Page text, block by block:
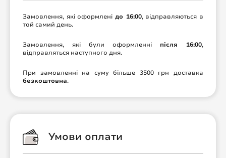
Замовлення, які оформлені до 16:00, відправляються в
той самий день.
Замовлення, які були оформленні після 16:00,
відправляться наступного дня.
При замовленні на суму більше 3500 грн доставка
безкоштовна.
Умови оплати